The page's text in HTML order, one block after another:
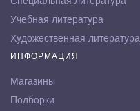
Учебная литература
Художественная литература
ИНФОРМАЦИЯ
Магазины
Подборки